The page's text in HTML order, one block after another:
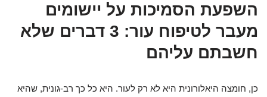
השפעת הסמיכות על יישומים
מעבר לטיפוח עור: 3 דברים שלא
חשבתם עליהם
כן, חומצה היאלורונית היא לא רק לעור. היא כל כך רב-גונית, שהיא